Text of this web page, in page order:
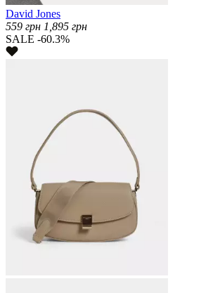
David Jones
559 грн 1,895 грн
SALE -60.3%